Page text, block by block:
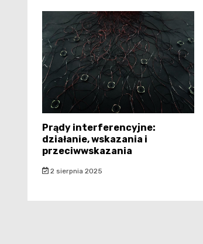
Prądy interferencyjne:
działanie, wskazania i
przeciwwskazania
2 sierpnia 2025